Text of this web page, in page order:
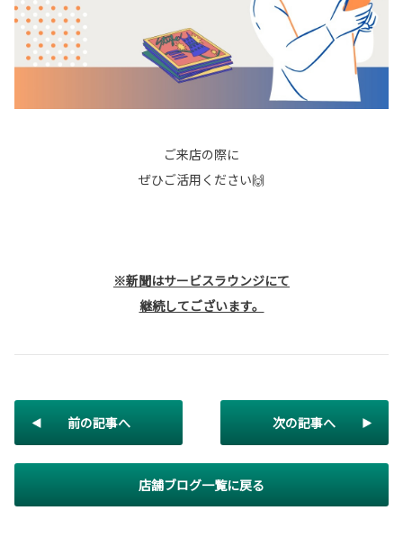
ご来店の際に
ぜひご活用ください🙌
※新聞はサービスラウンジにて
継続してございます。
前の記事へ
店舗ブログ一覧に戻る
次の記事へ